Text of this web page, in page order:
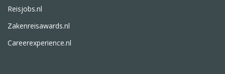
Reisjobs.nl
Zakenreisawards.nl
Careerexperience.nl